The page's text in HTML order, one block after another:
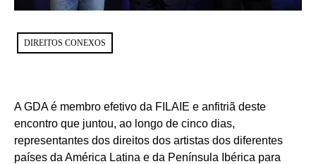
DIREITOS CONEXOS
A GDA é membro efetivo da FILAIE e anfitriã deste
encontro que juntou, ao longo de cinco dias,
representantes dos direitos dos artistas dos diferentes
países da América Latina e da Península Ibérica para